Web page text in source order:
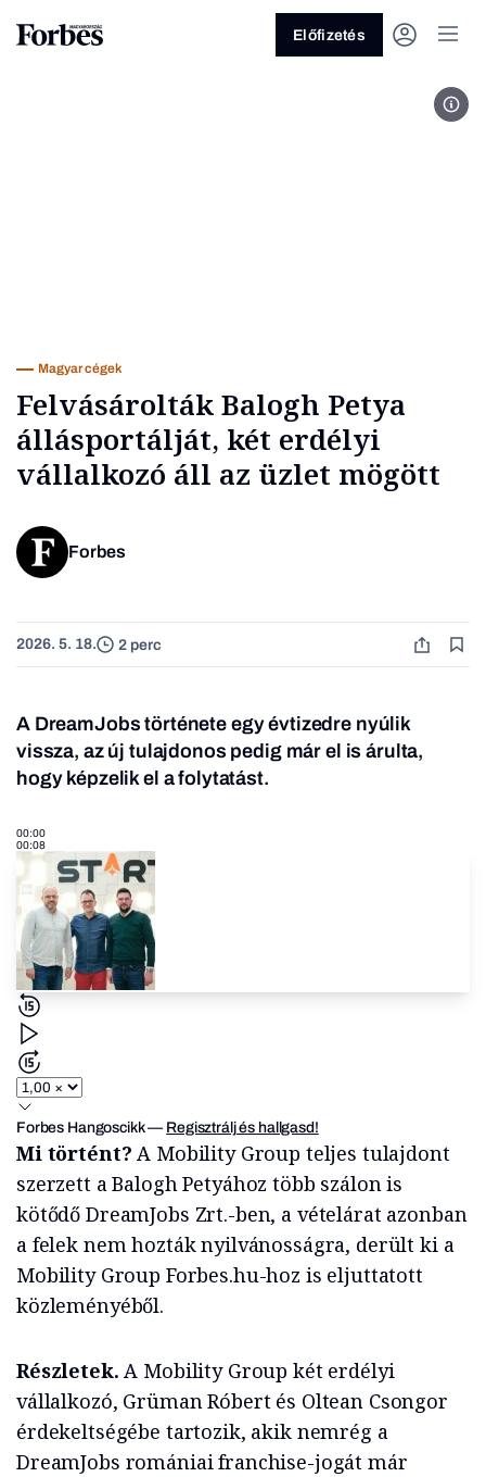
Üzlet
Előfizetés
Magyar cégek
Felvásárolták Balogh Petya
állásportálját, két erdélyi
vállalkozó áll az üzlet mögött
Forbes
2026. 5. 18. 2 perc
A DreamJobs története egy évtizedre nyúlik
vissza, az új tulajdonos pedig már el is árulta,
hogy képzelik el a folytatást.
00:00
00:08
Forbes Hangoscikk— Regisztrálj és hallgasd!
Mi történt?A Mobility Group teljes tulajdont
szerzett a Balogh Petyához több szálon is
kötődő DreamJobs Zrt.-ben, a vételárat azonban
a felek nem hozták nyilvánosságra, derült ki a
Mobility Group Forbes.hu-hoz is eljuttatott
közleményéből.
Részletek.A Mobility Group két erdélyi
vállalkozó, Grüman Róbert és Oltean Csongor
érdekeltségébe tartozik, akik nemrég a
DreamJobs romániai franchise-jogát már